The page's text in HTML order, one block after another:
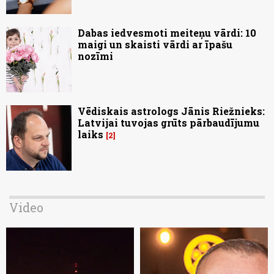
Dabas iedvesmoti meiteņu vārdi: 10
maigi un skaisti vārdi ar īpašu
nozīmi
Vēdiskais astrologs Jānis Riežnieks:
Latvijai tuvojas grūts pārbaudījumu
laiks
2
Video